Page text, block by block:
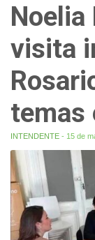
Noelia
visita
temas
INTENDENTE - 15 de